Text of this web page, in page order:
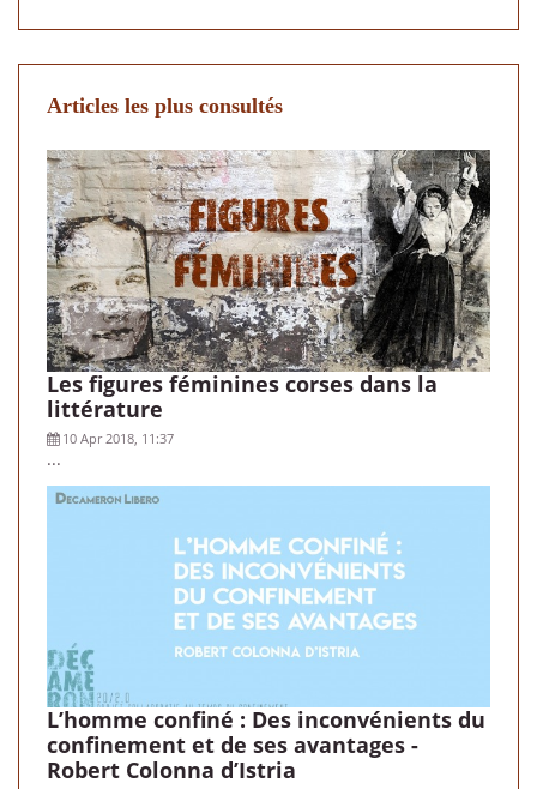
Articles les plus consultés
Les figures féminines corses dans la
littérature
10 Apr 2018, 11:37
...
L’homme confiné : Des inconvénients du
confinement et de ses avantages -
Robert Colonna d’Istria